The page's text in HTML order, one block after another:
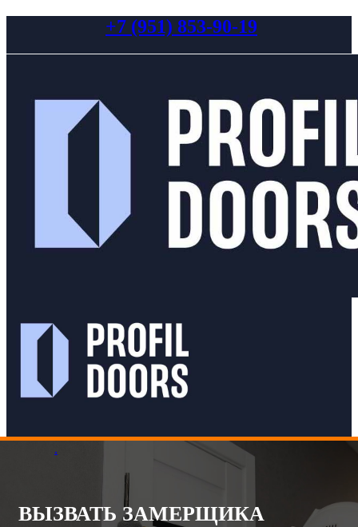
+7 (951) 853-90-19
.
ВЫЗВАТЬ ЗАМЕРЩИКА